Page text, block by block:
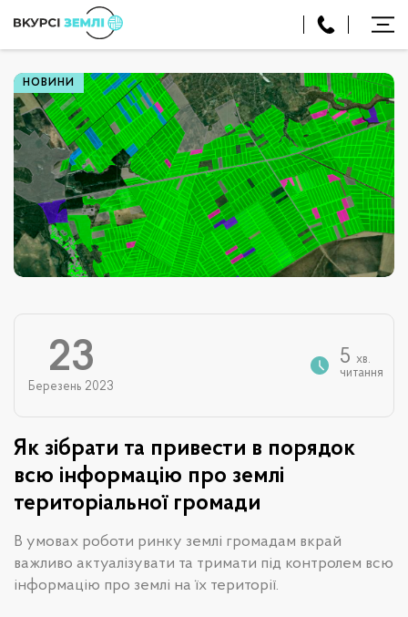
НОВИНИ
23
Березень 2023
5 хв.
читання
Як зібрати та привести в порядок
всю інформацію про землі
територіальної громади
В умовах роботи ринку землі громадам вкрай
важливо актуалізувати та тримати під контролем всю
інформацію про землі на їх території.